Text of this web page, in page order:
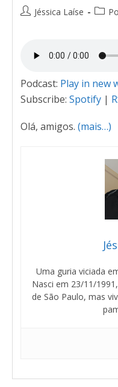
Jéssica Laíse
Podcast: Play in new
Subscribe: Spotify|
Olá, amigos. (mais…)
Uma guria viciada
Nasci em 23/11/
de São Paulo, mas